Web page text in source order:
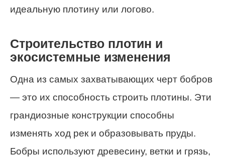
идеальную плотину или логово.
Строительство плотин и
экосистемные изменения
Одна из самых захватывающих черт бобров
— это их способность строить плотины. Эти
грандиозные конструкции способны
изменять ход рек и образовывать пруды.
Бобры используют древесину, ветки и грязь,